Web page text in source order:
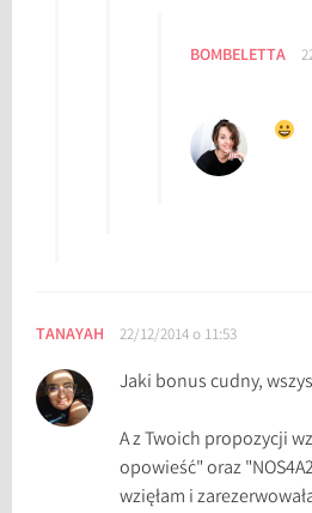
y
BOMBELETTA
TANAYAH 22/12/2014 o 11:53
Jaki bonus cudny,
A z Twoich propozycji
opowieść" oraz
wzięłam i